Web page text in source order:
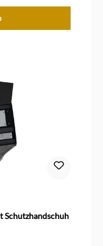
Schutzhandschuh